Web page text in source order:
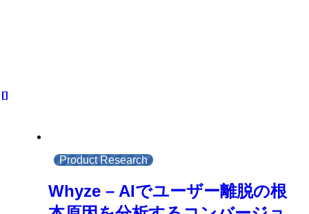
Product Research
Whyze – AIでユーザー離脱の根